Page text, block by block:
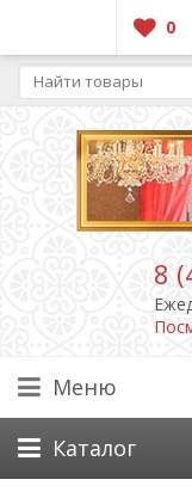
0
8
Меню
Каталог